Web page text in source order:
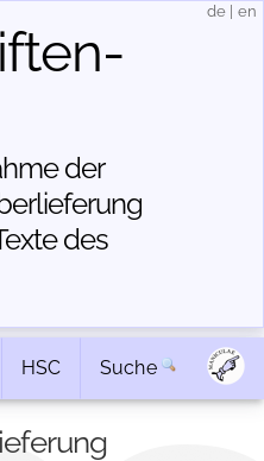
der
des
de en
HSC Suche